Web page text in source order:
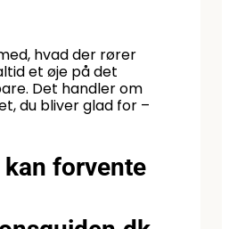
hvad der rører
et øje på det
Det handler om
du bliver glad for –
kan forvente